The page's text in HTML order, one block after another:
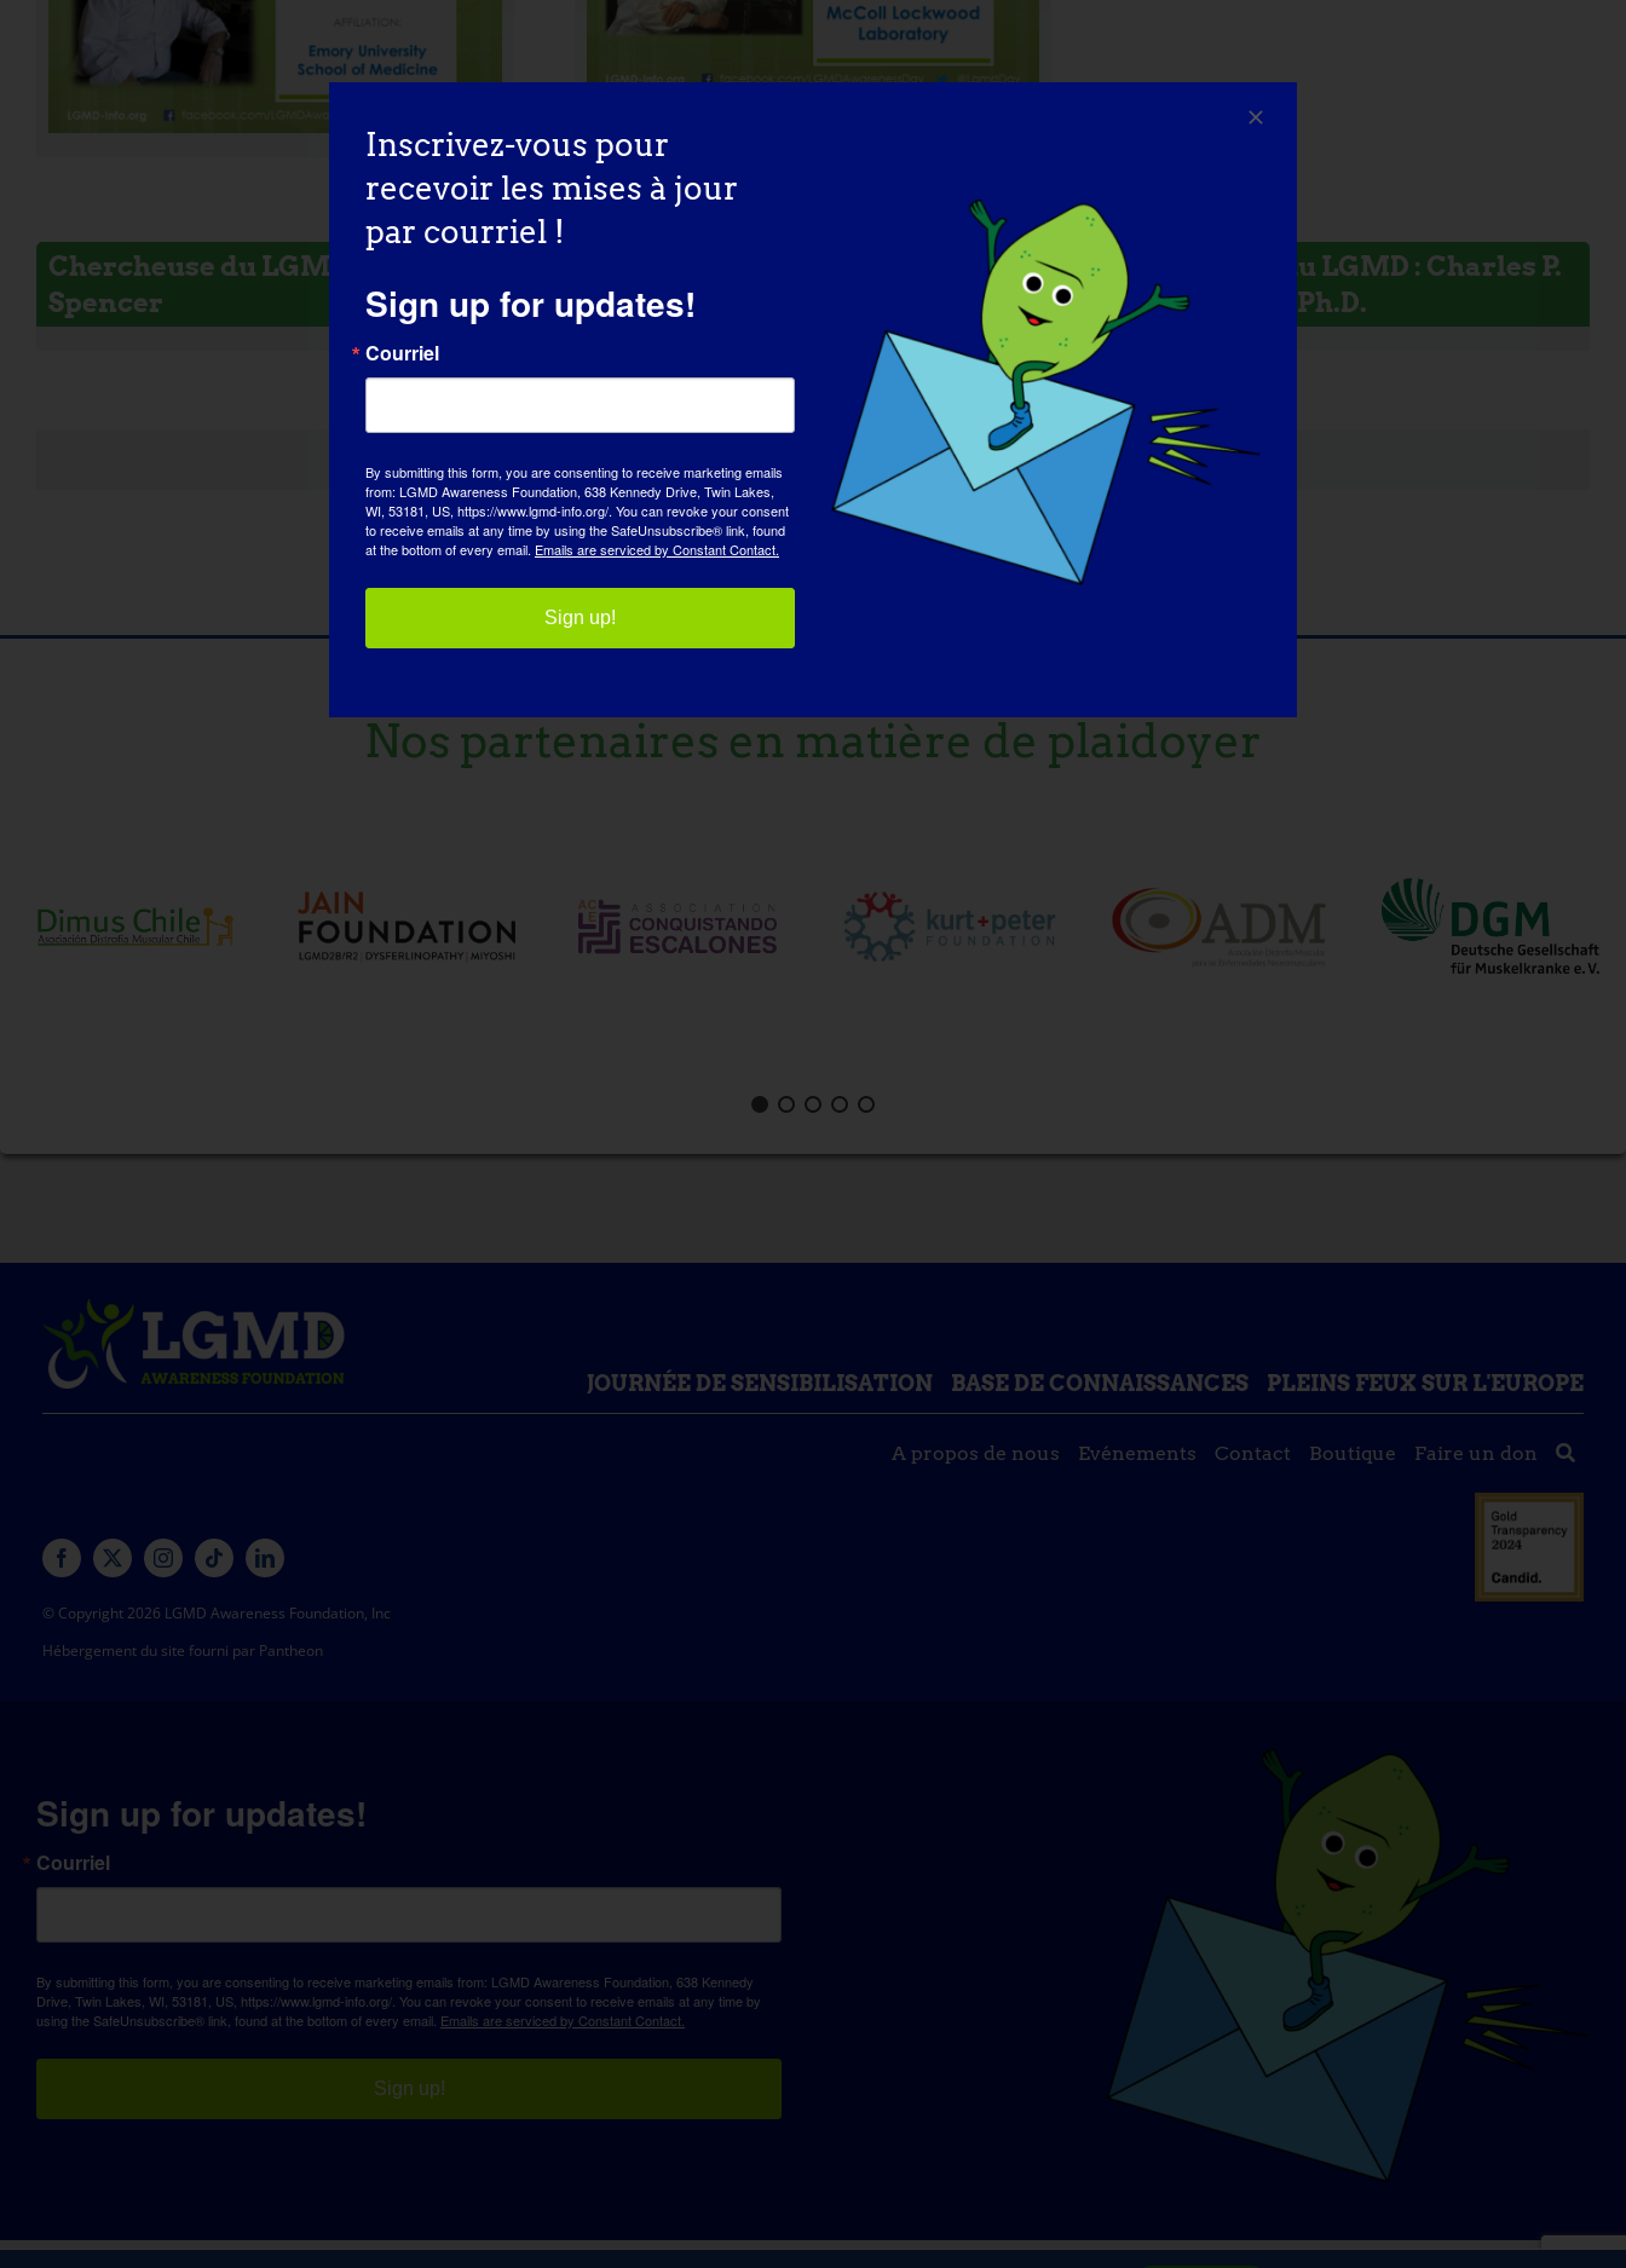
Chercheuse du LGMD : Melissa
Spencer
Quattrocelli
Chercheur du LGMD : Charles P.
Emerson, Jr, Ph.D.
CHARGER PLUS DE POSTS
Nos partenaires en matière de plaidoyer
JOURNÉE DE SENSIBILISATION BASE DE CONNAISSANCES PLEINS FEUX SUR L'EUROPE
A propos de nous Evénements Contact Boutique Faire un don
© Copyright 2026 LGMD Awareness Foundation, Inc
Hébergement du site fourni par Pantheon
Sign up for updates!
Courriel
By submitting this form, you are consenting to receive marketing emails from: LGMD Awareness Foundation, 638 Kennedy
Drive, Twin Lakes, WI, 53181, US, https://www.lgmd-info.org/. You can revoke your consent to receive emails at any time by
using the SafeUnsubscribe® link, found at the bottom of every email. Emails are serviced by Constant Contact.
Sign up!
Inscrivez-vous pour
recevoir les mises à jour
par courriel !
Sign up for updates!
Courriel
By submitting this form, you are consenting to receive marketing emails
from: LGMD Awareness Foundation, 638 Kennedy Drive, Twin Lakes,
WI, 53181, US, https://www.lgmd-info.org/. You can revoke your consent
to receive emails at any time by using the SafeUnsubscribe® link, found
at the bottom of every email. Emails are serviced by Constant Contact.
Sign up!